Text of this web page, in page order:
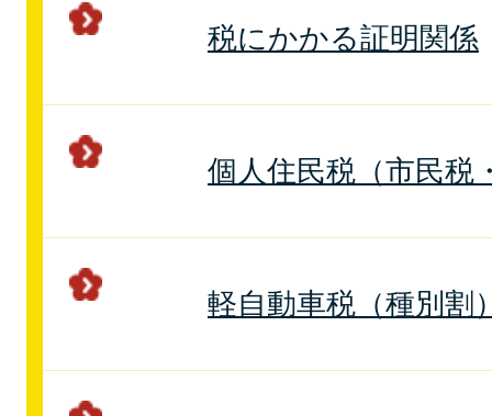
税にかかる証明関係
個人住民税（市民税
軽自動車税（種別割